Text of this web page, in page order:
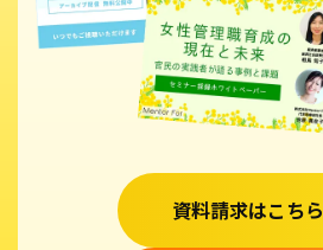
資料請求はこちら